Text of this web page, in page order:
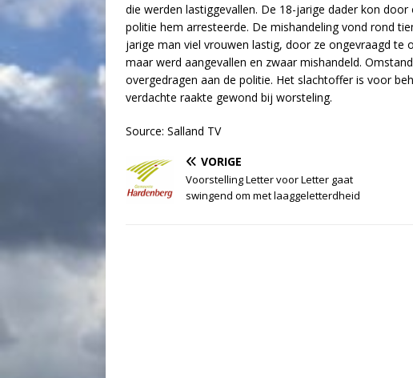
die werden lastiggevallen. De 18-jarige dader kon
politie hem arresteerde. De mishandeling vond rond
jarige man viel vrouwen lastig, door ze ongevraagd
maar werd aangevallen en zwaar mishandeld.
overgedragen aan de politie. Het slachtoffer is voor
verdachte raakte gewond bij worsteling.
Source: Salland TV
VORIGE
Voorstelling Letter voor Letter gaat
swingend om met laaggeletterdheid